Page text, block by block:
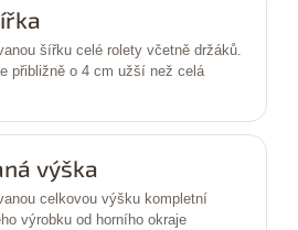
šířku celé rolety včetně držáků.
přibližně o 4 cm užší než celá
výška
celkovou výšku kompletní
výrobku od horního okraje